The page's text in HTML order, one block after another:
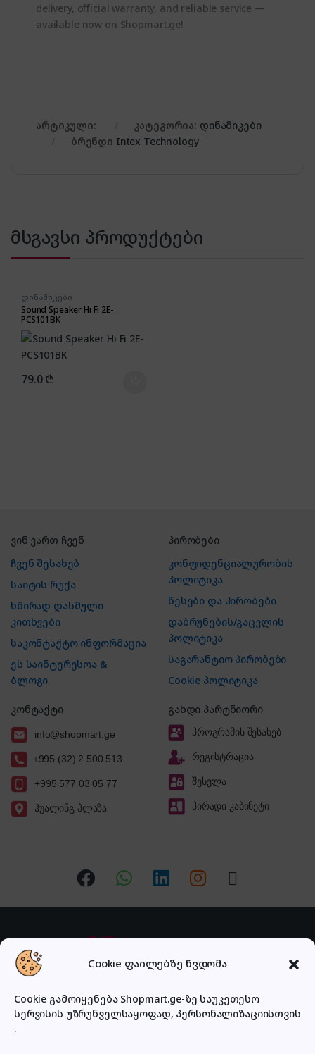
Cookie ფაილებზე წვდომა
Cookie გამოიყენება Shopmart.ge-ზე საუკეთესო
სერვისის უზრუნველსაყოფად, პერსონალიზაციისთვის
.
delivery, official warranty, and reliable service —
available now on Shopmart.ge!
არტიკული: კატეგორია: დინამიკები
ბრენდი Intex Technology
მსგავსი პროდუქტები
დინამიკები
Sound Speaker Hi Fi 2E-
PCS101BK
79.0₾
ვინ ვართ ჩვენ
ჩვენ შესახებ
საიტის რუქა
ხშირად დასმული
კითხვები
საკონტაქტო ინფორმაცია
ეს საინტერესოა &
ბლოგი
პირობები
კონფიდენციალურობის
პოლიტიკა
წესები და პირობები
დაბრუნების/გაცვლის
პოლიტიკა
საგარანტიო პირობები
Cookie პოლიტიკა
კონტაქტი
info@shopmart.ge
+995 (32) 2 500 513
+995 577 03 05 77
ჰუალინგ პლაზა
გახდი პარტნიორი
პროგრამის შესახებ
რეგისტრაცია
შესვლა
პირადი კაბინეტი
გაქვს შეკითხვა?